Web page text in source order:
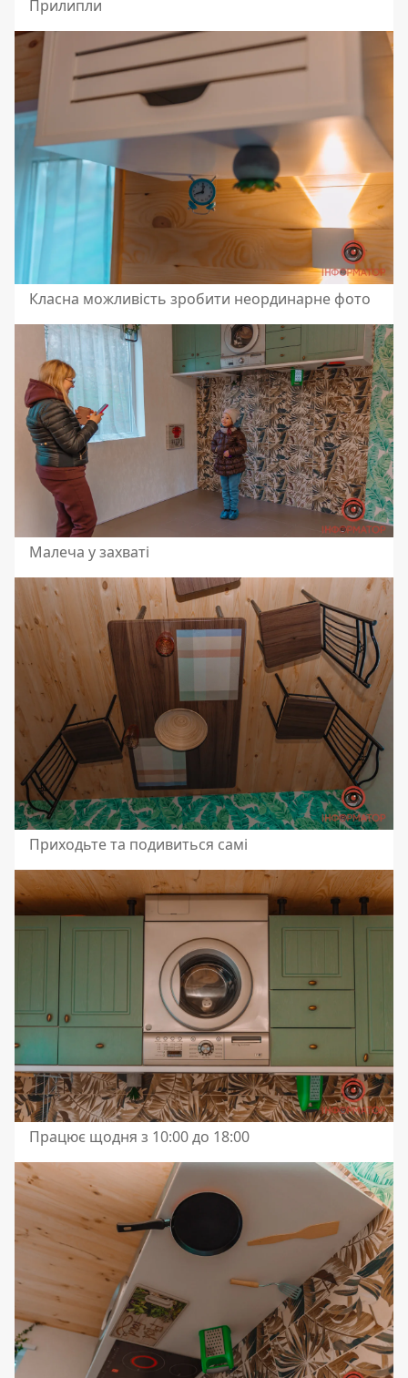
Прилипли
Класна можливість зробити неординарне фото
Малеча у захваті
Приходьте та подивиться самі
Працює щодня з 10:00 до 18:00